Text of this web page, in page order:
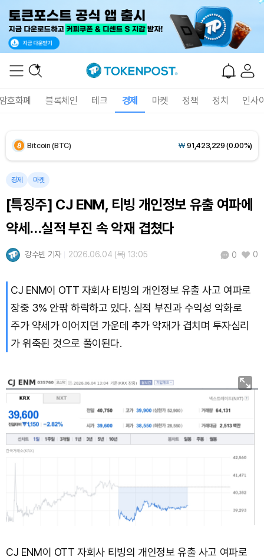
호화폐 블록체인 테크 경제 마켓 정책 정치 인사
Solana (SOL) ₩107,602(+1.61%)
Bitcoin (BTC) ₩91,423,229(0.00%)
경제 마켓
[특징주] CJ ENM, 티빙 개인정보 유출 여파에
약세…실적 부진 속 악재 겹쳤다
강수빈 기자 2026.06.04 (목) 13:05 0 0
CJ ENM이 OTT 자회사 티빙의 개인정보 유출 사고 여파로
장중 3% 안팎 하락하고 있다. 실적 부진과 수익성 악화로
주가 약세가 이어지던 가운데 추가 악재가 겹치며 투자심리
가 위축된 것으로 풀이된다.
CJ ENM이 OTT 자회사 티빙의 개인정보 유출 사고 여파로